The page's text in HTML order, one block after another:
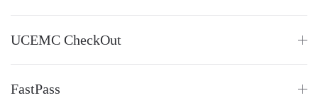
UCEMC CheckOut
FastPass